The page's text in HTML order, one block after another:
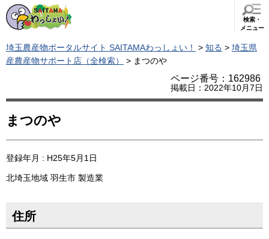
検索・
メニュー
埼玉農産物ポータルサイト SAITAMAわっしょい！ > 知る > 埼玉県
産農産物サポート店（全検索）
> まつのや
ページ番号：162986
掲載日：2022年10月7日
まつのや
登録年月 : H25年5月1日
北埼玉地域 羽生市 製造業
住所